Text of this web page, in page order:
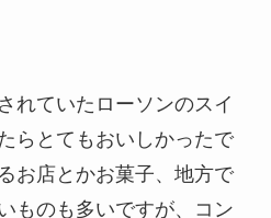
れていたローソンのスイ
らとてもおいしかったで
お店とかお菓子、地方で
ものも多いですが、コン